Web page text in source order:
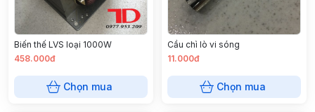
Biến thế LVS loại 1000W
458.000đ
Chọn mua
Cầu chì lò vi sóng
11.000đ
Chọn mua